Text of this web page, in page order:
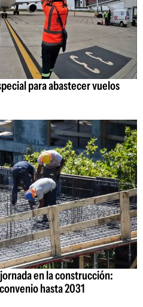
para abastecer vuelos
en la construcción:
hasta 2031